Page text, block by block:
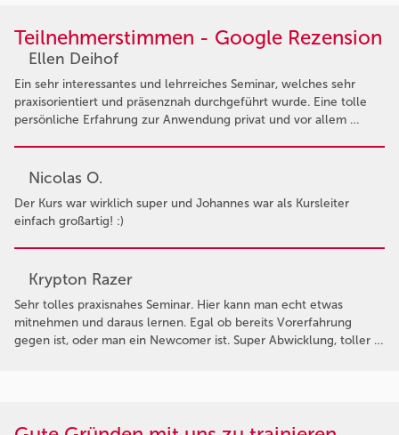
Teilnehmerstimmen - Google Rezension
Ellen Deihof
Ein sehr interessantes und lehrreiches Seminar, welches sehr
praxisorientiert und präsenznah durchgeführt wurde. Eine tolle
persönliche Erfahrung zur Anwendung privat und vor allem …
Nicolas O.
Der Kurs war wirklich super und Johannes war als Kursleiter
einfach großartig! :)
Krypton Razer
Sehr tolles praxisnahes Seminar. Hier kann man echt etwas
mitnehmen und daraus lernen. Egal ob bereits Vorerfahrung
gegen ist, oder man ein Newcomer ist. Super Abwicklung, toller …